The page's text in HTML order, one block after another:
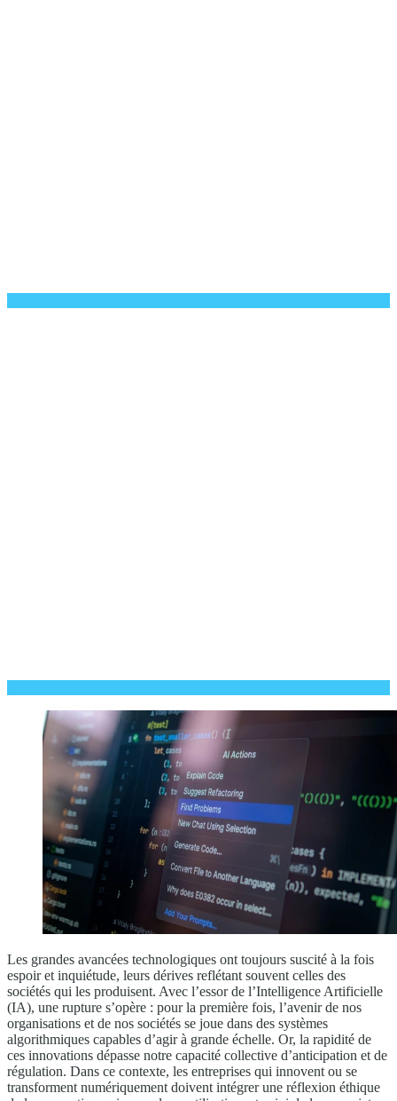
Les grandes avancées technologiques ont toujours suscité à la fois
espoir et inquiétude, leurs dérives reflétant souvent celles des
sociétés qui les produisent. Avec l’essor de l’Intelligence Artificielle
(IA), une rupture s’opère : pour la première fois, l’avenir de nos
organisations et de nos sociétés se joue dans des systèmes
algorithmiques capables d’agir à grande échelle. Or, la rapidité de
ces innovations dépasse notre capacité collective d’anticipation et de
régulation. Dans ce contexte, les entreprises qui innovent ou se
transforment numériquement doivent intégrer une réflexion éthique